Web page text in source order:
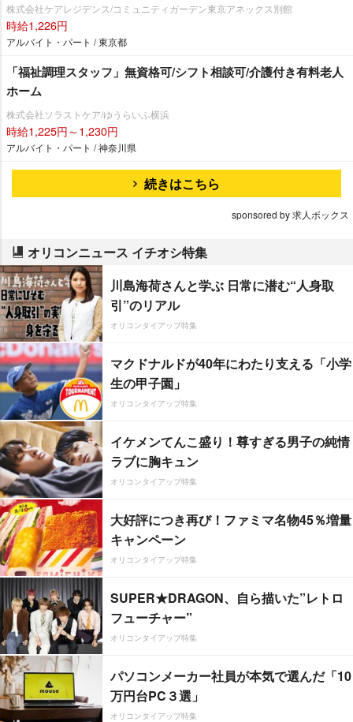
株式会社ケアレジデンス/コミュニティガーデン東京アネックス別館
時給1,226円
アルバイト・パート / 東京都
「福祉調理スタッフ」無資格可/シフト相談可/介護付き有料老人
ホーム
株式会社ソラストケア/ゆうらいふ横浜
時給1,225円～1,230円
アルバイト・パート / 神奈川県
続きはこちら
sponsored by 求人ボックス
オリコンニュース イチオシ特集
川島海荷さんと学ぶ 日常に潜む“人身取
引”のリアル
オリコンタイアップ特集
マクドナルドが40年にわたり支える「小学
生の甲子園」
オリコンタイアップ特集
イケメンてんこ盛り！尊すぎる男子の純情
ラブに胸キュン
オリコンタイアップ特集
大好評につき再び！ファミマ名物45％増量
キャンペーン
オリコンタイアップ特集
SUPER★DRAGON、自ら描いた”レトロ
フューチャー”
オリコンタイアップ特集
パソコンメーカー社員が本気で選んだ「10
万円台PC３選」
オリコンタイアップ特集